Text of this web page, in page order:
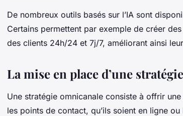
De nombreux outils basés sur l’IA sont
Certains permettent par exemple de créer
des clients 24h/24 et 7j/7, améliorant ainsi
La mise en place d’une
Une stratégie omnicanale consiste à offrir une
les points de contact, qu’ils soient en ligne